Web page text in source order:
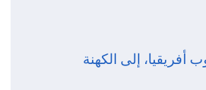
إلى الكهنة